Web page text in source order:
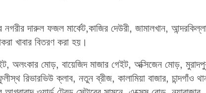
দারুল ফজল মার্কেট,কাজির দেউরী, জামালখান,
খাবার বিতরণ করা হয়।
অলংকার মোড়, বায়েজিদ মাজার গেইট, অক্সিজেন মোড়,
রিভারভিউ ক্লাব, নতুন ব্রীজ, কালামিয়া বাজার, চান্দগাঁও